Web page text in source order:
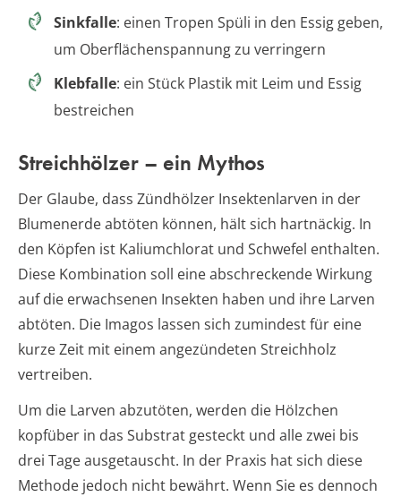
Sinkfalle: einen Tropen Spüli in den Essig geben,
um Oberflächenspannung zu verringern
Klebfalle: ein Stück Plastik mit Leim und Essig
bestreichen
Streichhölzer – ein Mythos
Der Glaube, dass Zündhölzer Insektenlarven in der
Blumenerde abtöten können, hält sich hartnäckig. In
den Köpfen ist Kaliumchlorat und Schwefel enthalten.
Diese Kombination soll eine abschreckende Wirkung
auf die erwachsenen Insekten haben und ihre Larven
abtöten. Die Imagos lassen sich zumindest für eine
kurze Zeit mit einem angezündeten Streichholz
vertreiben.
Um die Larven abzutöten, werden die Hölzchen
kopfüber in das Substrat gesteckt und alle zwei bis
drei Tage ausgetauscht. In der Praxis hat sich diese
Methode jedoch nicht bewährt. Wenn Sie es dennoch